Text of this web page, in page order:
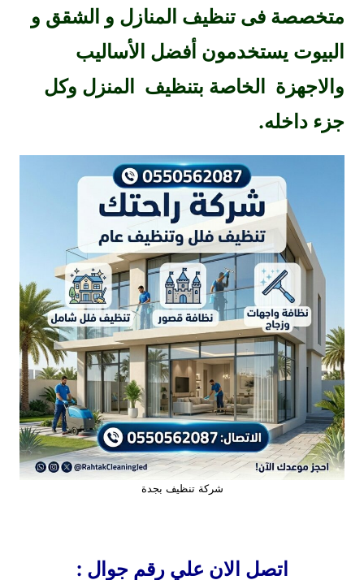
متخصصة فى تنظيف المنازل و الشقق و
البيوت يستخدمون أفضل الأساليب
والاجهزة الخاصة بتنظيف المنزل وكل
جزء داخله.
شركة تنظيف بجدة
اتصل الان علي رقم جوال :